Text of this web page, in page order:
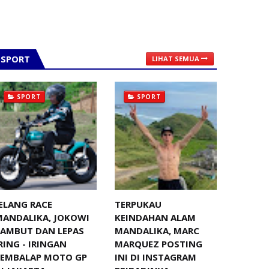
SPORT LIHAT SEMUA
SPORT
RACE
JOKOWI
DAN LEPAS
- IRINGAN
MOTO GP
SPORT
TERPUKAU
KEINDAHAN ALAM
MANDALIKA, MARC
MARQUEZ POSTING
INI DI INSTAGRAM